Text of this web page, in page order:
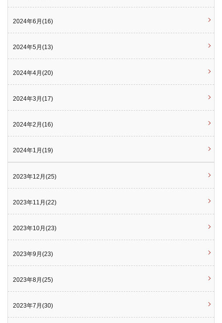
2024年6月(16)
2024年5月(13)
2024年4月(20)
2024年3月(17)
2024年2月(16)
2024年1月(19)
2023年12月(25)
2023年11月(22)
2023年10月(23)
2023年9月(23)
2023年8月(25)
2023年7月(30)